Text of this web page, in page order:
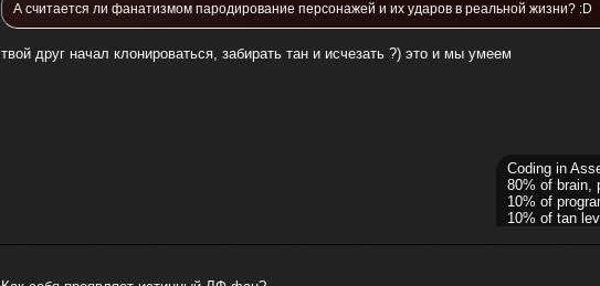
А считается ли фанатизмом пародирование персонажей и их ударов в реальной жизни? :D
твой друг начал клонироваться, забирать тан и исчезать ?) это и мы умеем
Coding in
80% of brain,
10% of
10% of tan